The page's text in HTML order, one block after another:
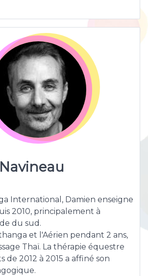
International, Damien enseigne
2010, principalement à
du sud.
et l'Aérien pendant 2 ans,
Thaï. La thérapie équestre
de 2012 à 2015 a affiné son